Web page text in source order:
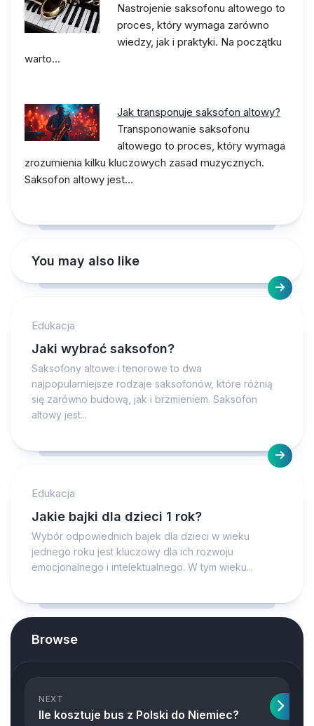
Nastrojenie saksofonu altowego to
proces, który wymaga zarówno
wiedzy, jak i praktyki. Na początku
warto…
Jak transponuje saksofon altowy?
Transponowanie saksofonu
altowego to proces, który wymaga
zrozumienia kilku kluczowych zasad muzycznych.
Saksofon altowy jest…
You may also like
Edukacja
Jaki wybrać saksofon?
Saksofony altowe i tenorowe to dwa
najpopularniejsze rodzaje saksofonów, które różnią
się zarówno budową, jak i brzmieniem. Saksofon
altowy jest...
Edukacja
Jakie bajki dla dzieci 1 rok?
Wybór odpowiednich bajek dla dzieci w wieku
jednego roku jest kluczowy dla ich rozwoju
emocjonalnego i intelektualnego. W tym wieku...
Browse
NEXT
Ile kosztuje bus z Polski do Niemiec?